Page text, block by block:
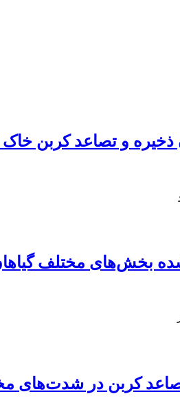
ذخیره و تصاعد کربن
بخش‌های مختلف
کربن در شدت‌های